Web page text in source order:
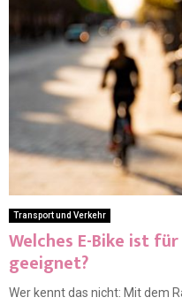
Transport und Verkehr
Welches E-Bike ist
geeignet?
Wer kennt das nicht: Mit dem